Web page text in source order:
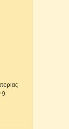
9